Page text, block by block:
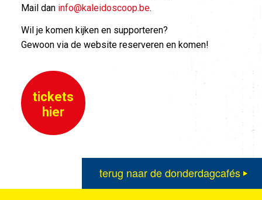
Mail dan info@kaleidoscoop.be.
Wil je komen kijken en supporteren?
Gewoon via de website reserveren en komen!
tickets
hier
terug naar de donderdagcafés